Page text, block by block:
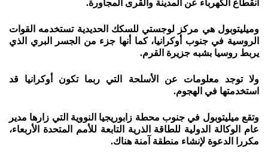
انقطاع الكهرباء عن المدينة والقرى المجاورة.
وميليتوبول هي مركز لوجستي للسكك الحديدية تستخدمه القوات
الروسية في جنوب أوكرانيا، كما أنها جزء من الجسر البري الذي
يربط روسيا بشبه جزيرة القرم.
ولا توجد معلومات عن الأسلحة التي ربما تكون أوكرانيا قد
استخدمتها في الهجوم.
وتقع ميليتوبول في جنوب محطة زابوريجيا النووية التي زارها مدير
عام الوكالة الدولية للطاقة الذرية التابعة للأمم المتحدة الأربعاء،
مكررا الدعوة لإنشاء منطقة آمنة هناك.